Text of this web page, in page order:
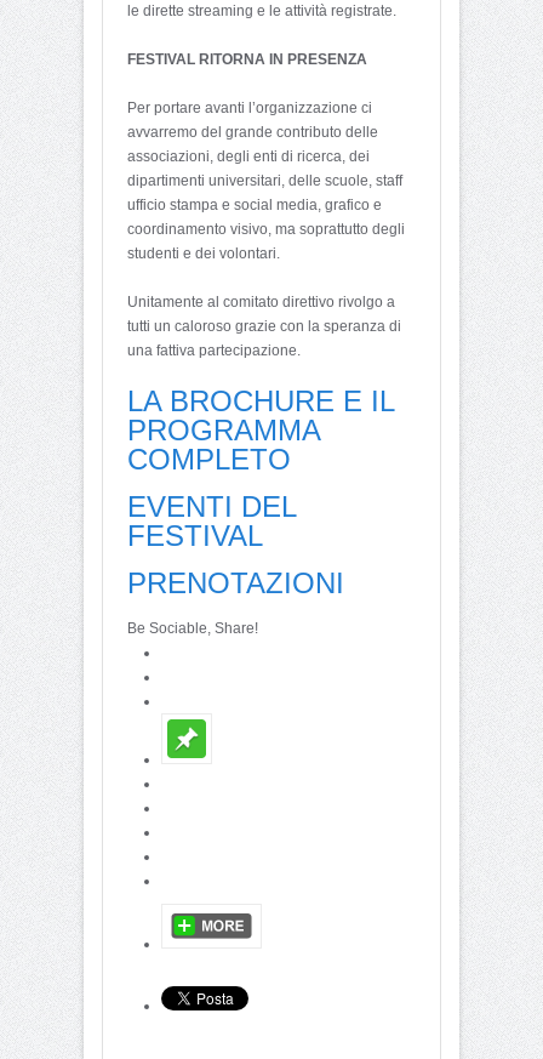
le dirette streaming e le attività registrate.
FESTIVAL RITORNA IN PRESENZA
Per portare avanti l’organizzazione ci
avvarremo del grande contributo delle
associazioni, degli enti di ricerca, dei
dipartimenti universitari, delle scuole, staff
ufficio stampa e social media, grafico e
coordinamento visivo, ma soprattutto degli
studenti e dei volontari.
Unitamente al comitato direttivo rivolgo a
tutti un caloroso grazie con la speranza di
una fattiva partecipazione.
LA BROCHURE E IL
PROGRAMMA
COMPLETO
EVENTI DEL
FESTIVAL
PRENOTAZIONI
Be Sociable, Share!